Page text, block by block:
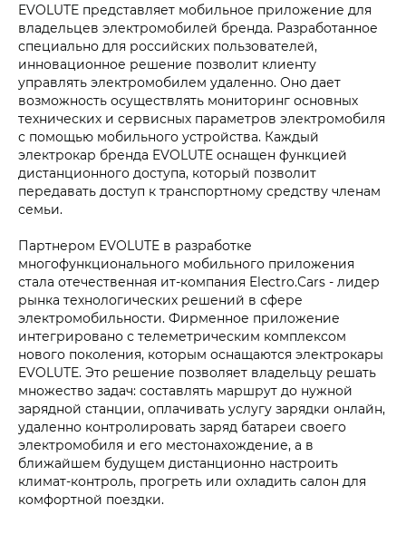
EVOLUTE представляет мобильное приложение для
владельцев электромобилей бренда. Разработанное
специально для российских пользователей,
инновационное решение позволит клиенту
управлять электромобилем удаленно. Оно дает
возможность осуществлять мониторинг основных
технических и сервисных параметров электромобиля
с помощью мобильного устройства. Каждый
электрокар бренда EVOLUTE оснащен функцией
дистанционного доступа, который позволит
передавать доступ к транспортному средству членам
семьи.
Партнером EVOLUTE в разработке
многофункционального мобильного приложения
стала отечественная ит-компания Electro.Cars - лидер
рынка технологических решений в сфере
электромобильности. Фирменное приложение
интегрировано с телеметрическим комплексом
нового поколения, которым оснащаются электрокары
EVOLUTE. Это решение позволяет владельцу решать
множество задач: составлять маршрут до нужной
зарядной станции, оплачивать услугу зарядки онлайн,
удаленно контролировать заряд батареи своего
электромобиля и его местонахождение, а в
ближайшем будущем дистанционно настроить
климат-контроль, прогреть или охладить салон для
комфортной поездки.